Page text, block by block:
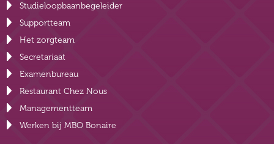
Studieloopbaanbegeleider
Supportteam
Het zorgteam
Secretariaat
Examenbureau
Restaurant Chez Nous
Managementteam
Werken bij MBO Bonaire